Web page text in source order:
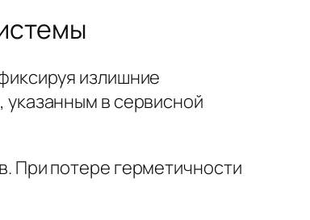
излишние
в сервисной
При потере герметичности